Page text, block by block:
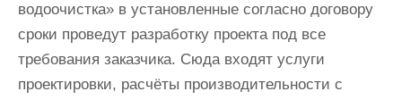
водоочистка» в установленные согласно договору
сроки проведут разработку проекта под все
требования заказчика. Сюда входят услуги
проектировки, расчёты производительности с